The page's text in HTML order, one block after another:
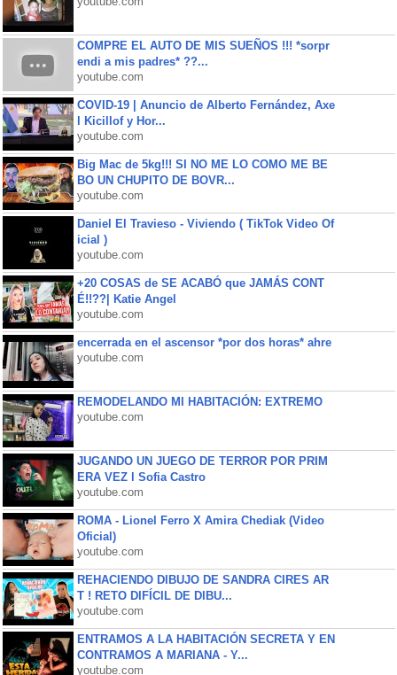
COMPRE EL AUTO DE MIS SUEÑOS !!! *sorpr
endi a mis padres* ??...
youtube.com
COVID-19 | Anuncio de Alberto Fernández, Axe
l Kicillof y Hor...
youtube.com
Big Mac de 5kg!!! SI NO ME LO COMO ME BE
BO UN CHUPITO DE BOVR...
youtube.com
Daniel El Travieso - Viviendo ( TikTok Video Of
icial )
youtube.com
+20 COSAS de SE ACABÓ que JAMÁS CONT
É!!??| Katie Angel
youtube.com
encerrada en el ascensor *por dos horas* ahre
youtube.com
REMODELANDO MI HABITACIÓN: EXTREMO
youtube.com
JUGANDO UN JUEGO DE TERROR POR PRIM
ERA VEZ l Sofia Castro
youtube.com
ROMA - Lionel Ferro X Amira Chediak (Video
Oficial)
youtube.com
REHACIENDO DIBUJO DE SANDRA CIRES AR
T ! RETO DIFÍCIL DE DIBU...
youtube.com
ENTRAMOS A LA HABITACIÓN SECRETA Y EN
CONTRAMOS A MARIANA - Y...
youtube.com